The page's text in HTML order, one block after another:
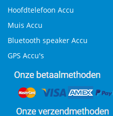
Hoofdtelefoon Accu
Muis Accu
Bluetooth speaker Accu
GPS Accu's